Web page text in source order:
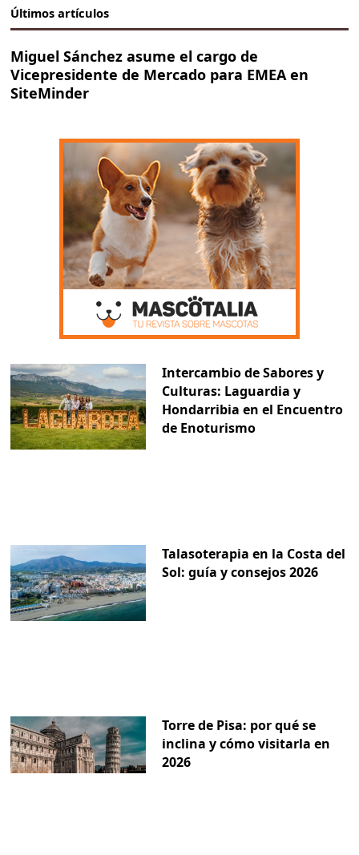
Últimos artículos
Miguel Sánchez asume el cargo de
Vicepresidente de Mercado para EMEA en
SiteMinder
Intercambio de Sabores y
Culturas: Laguardia y
Hondarribia en el Encuentro
de Enoturismo
Talasoterapia en la Costa del
Sol: guía y consejos 2026
Torre de Pisa: por qué se
inclina y cómo visitarla en
2026